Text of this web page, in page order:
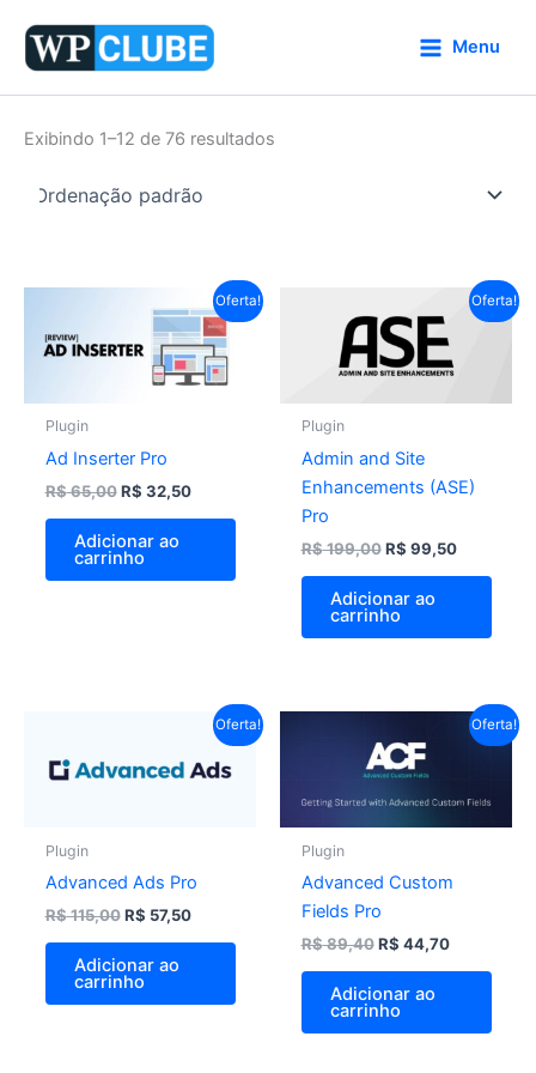
para
conteúdo
Menu
Exibindo 1–12 de 76 resultados
Oferta!
Plugin
Ad Inserter Pro
R$65,00
preço
original
era:
R$ 65,00.
R$ 32,50
preço
atual
é:
R$ 32,50.
Adicionar ao
carrinho
Oferta!
Plugin
Admin and Site
Enhancements (ASE)
Pro
R$199,00
preço
original
era:
R$ 199,00.
R$ 99,50
preço
Adicionar ao
carrinho
Oferta!
Plugin
Advanced Ads Pro
R$115,00
original
era:
R$ 57,50
preço
atual
é:
Adicionar ao
carrinho
Oferta!
Plugin
Advanced Custom
Fields Pro
R$89,40
preço
original
era:
R$ 89,40.
R$ 44,70
preço
R$ 44,70.
Adicionar ao
carrinho